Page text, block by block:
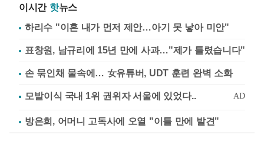
이시간 핫뉴스
하리수 "이혼 내가 먼저 제안…아기 못 낳아 미안"
표창원, 남규리에 15년 만에 사과…"제가 틀렸습니다"
손 묶인채 물속에… 女유튜버, UDT 훈련 완벽 소화
방은희, 어머니 고독사에 오열 "이틀 만에 발견"